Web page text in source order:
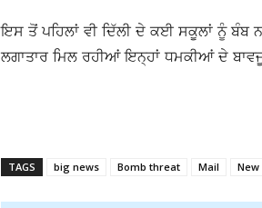
ਇਸ ਤੋਂ ਪਹਿਲਾਂ ਵੀ ਦਿੱਲੀ ਦੇ ਕਈ ਸਕੂਲਾਂ ਨੂੰ
ਲਗਾਤਾਰ ਮਿਲ ਰਹੀਆਂ ਇਨ੍ਹਾਂ ਧਮਕੀਆਂ ਦੇ
TAGS big news Bomb threat Mail New